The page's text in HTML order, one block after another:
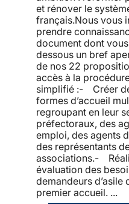
et rénover le
français.Nous vous
prendre
document dont
dessous un bref
de nos 22
accès à la
simplifié :- Créer
formes d’accueil
regroupant en leur
préfectoraux, des
emploi, des agents
des représentants
associations.-
évaluation des
demandeurs d’asile
premier accueil. ...